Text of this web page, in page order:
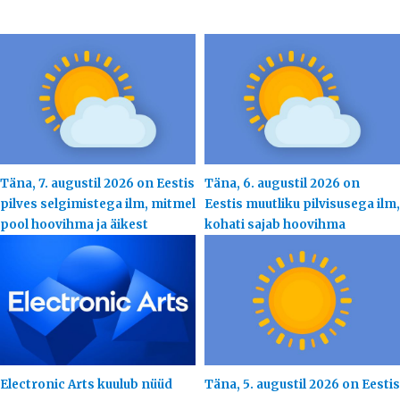
Täna, 7. augustil 2026 on Eestis
pilves selgimistega ilm, mitmel
pool hoovihma ja äikest
Täna, 6. augustil 2026 on
Eestis muutliku pilvisusega ilm,
kohati sajab hoovihma
Electronic Arts kuulub nüüd
Täna, 5. augustil 2026 on Eestis